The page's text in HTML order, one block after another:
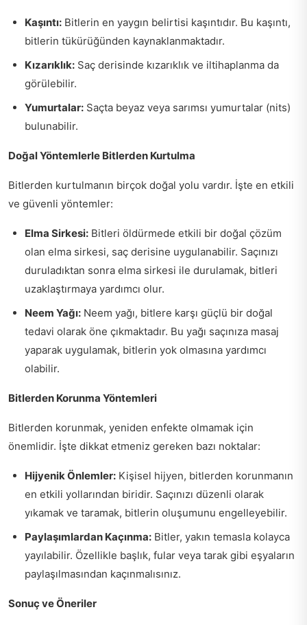
Kaşıntı: Bitlerin en yaygın belirtisi kaşıntıdır. Bu kaşıntı,
bitlerin tükürüğünden kaynaklanmaktadır.
Kızarıklık: Saç derisinde kızarıklık ve iltihaplanma da
görülebilir.
Yumurtalar: Saçta beyaz veya sarımsı yumurtalar (nits)
bulunabilir.
Doğal Yöntemlerle Bitlerden Kurtulma
Bitlerden kurtulmanın birçok doğal yolu vardır. İşte en etkili
ve güvenli yöntemler:
Elma Sirkesi: Bitleri öldürmede etkili bir doğal çözüm
olan elma sirkesi, saç derisine uygulanabilir. Saçınızı
duruladıktan sonra elma sirkesi ile durulamak, bitleri
uzaklaştırmaya yardımcı olur.
Neem Yağı: Neem yağı, bitlere karşı güçlü bir doğal
tedavi olarak öne çıkmaktadır. Bu yağı saçınıza masaj
yaparak uygulamak, bitlerin yok olmasına yardımcı
olabilir.
Bitlerden Korunma Yöntemleri
Bitlerden korunmak, yeniden enfekte olmamak için
önemlidir. İşte dikkat etmeniz gereken bazı noktalar:
Hijyenik Önlemler: Kişisel hijyen, bitlerden korunmanın
en etkili yollarından biridir. Saçınızı düzenli olarak
yıkamak ve taramak, bitlerin oluşumunu engelleyebilir.
Paylaşımlardan Kaçınma: Bitler, yakın temasla kolayca
yayılabilir. Özellikle başlık, fular veya tarak gibi eşyaların
paylaşılmasından kaçınmalısınız.
Sonuç ve Öneriler